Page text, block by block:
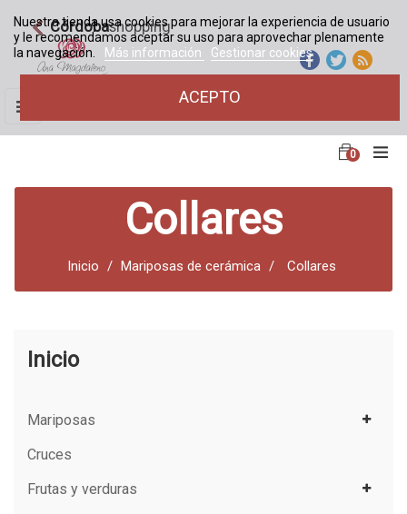
Córdobashopping
Nuestra tienda usa cookies para mejorar la experiencia de usuario
y le recomendamos aceptar su uso para aprovechar plenamente
la navegación.
Más información Gestionar cookies
ACEPTO
Navegación
de
palanca
☰
0
Collares
Inicio Mariposas de cerámica Collares
Inicio
Mariposas
Cruces
Frutas y verduras